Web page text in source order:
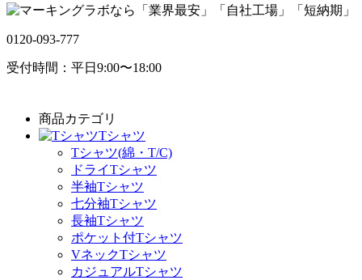
0120-093-777
受付時間：平日9:00〜18:00
商品カテゴリ
Tシャツ
Tシャツ(綿・T/C)
ドライTシャツ
半袖Tシャツ
七分袖Tシャツ
長袖Tシャツ
ポケット付Tシャツ
VネックTシャツ
カジュアルTシャツ